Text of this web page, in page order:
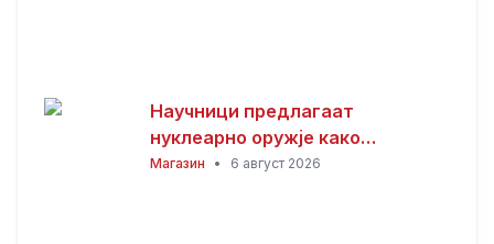
Научници предлагаат
нуклеарно оружје како
последна одбрана од астероид
Магазин • 6 август 2026